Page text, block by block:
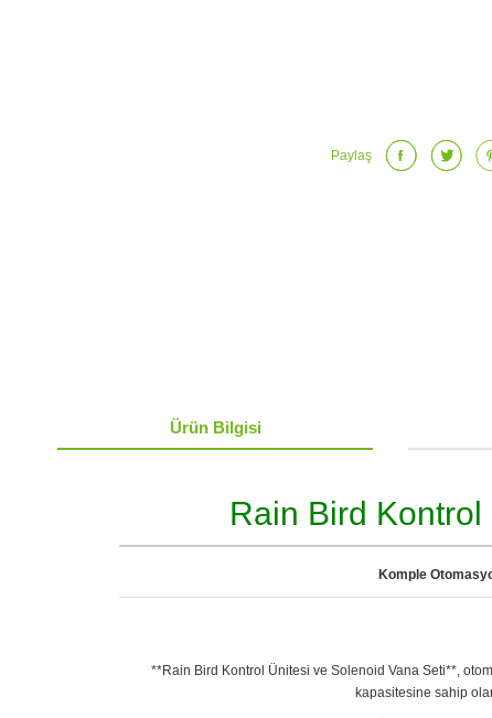
Paylaş
Ürün Bilgisi
Rain Bird
Komple
**Rain Bird Kontrol Ünitesi ve Solenoid Vana Seti**,
kapasitesine sahip